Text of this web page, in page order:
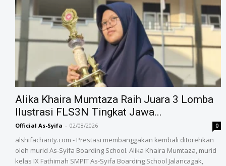
Alika Khaira Mumtaza Raih Juara 3 Lomba
Ilustrasi FLS3N Tingkat Jawa...
Official As-Syifa - 02/08/2026 0
alshifacharity.com - Prestasi membanggakan kembali ditorehkan
oleh murid As-Syifa Boarding School. Alika Khaira Mumtaza, murid
kelas IX Fathimah SMPIT As-Syifa Boarding School Jalancagak,